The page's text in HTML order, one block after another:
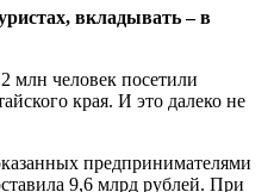
вкладывать – в
млн человек посетили
края. И это далеко не
предпринимателями
9,6 млрд рублей. При